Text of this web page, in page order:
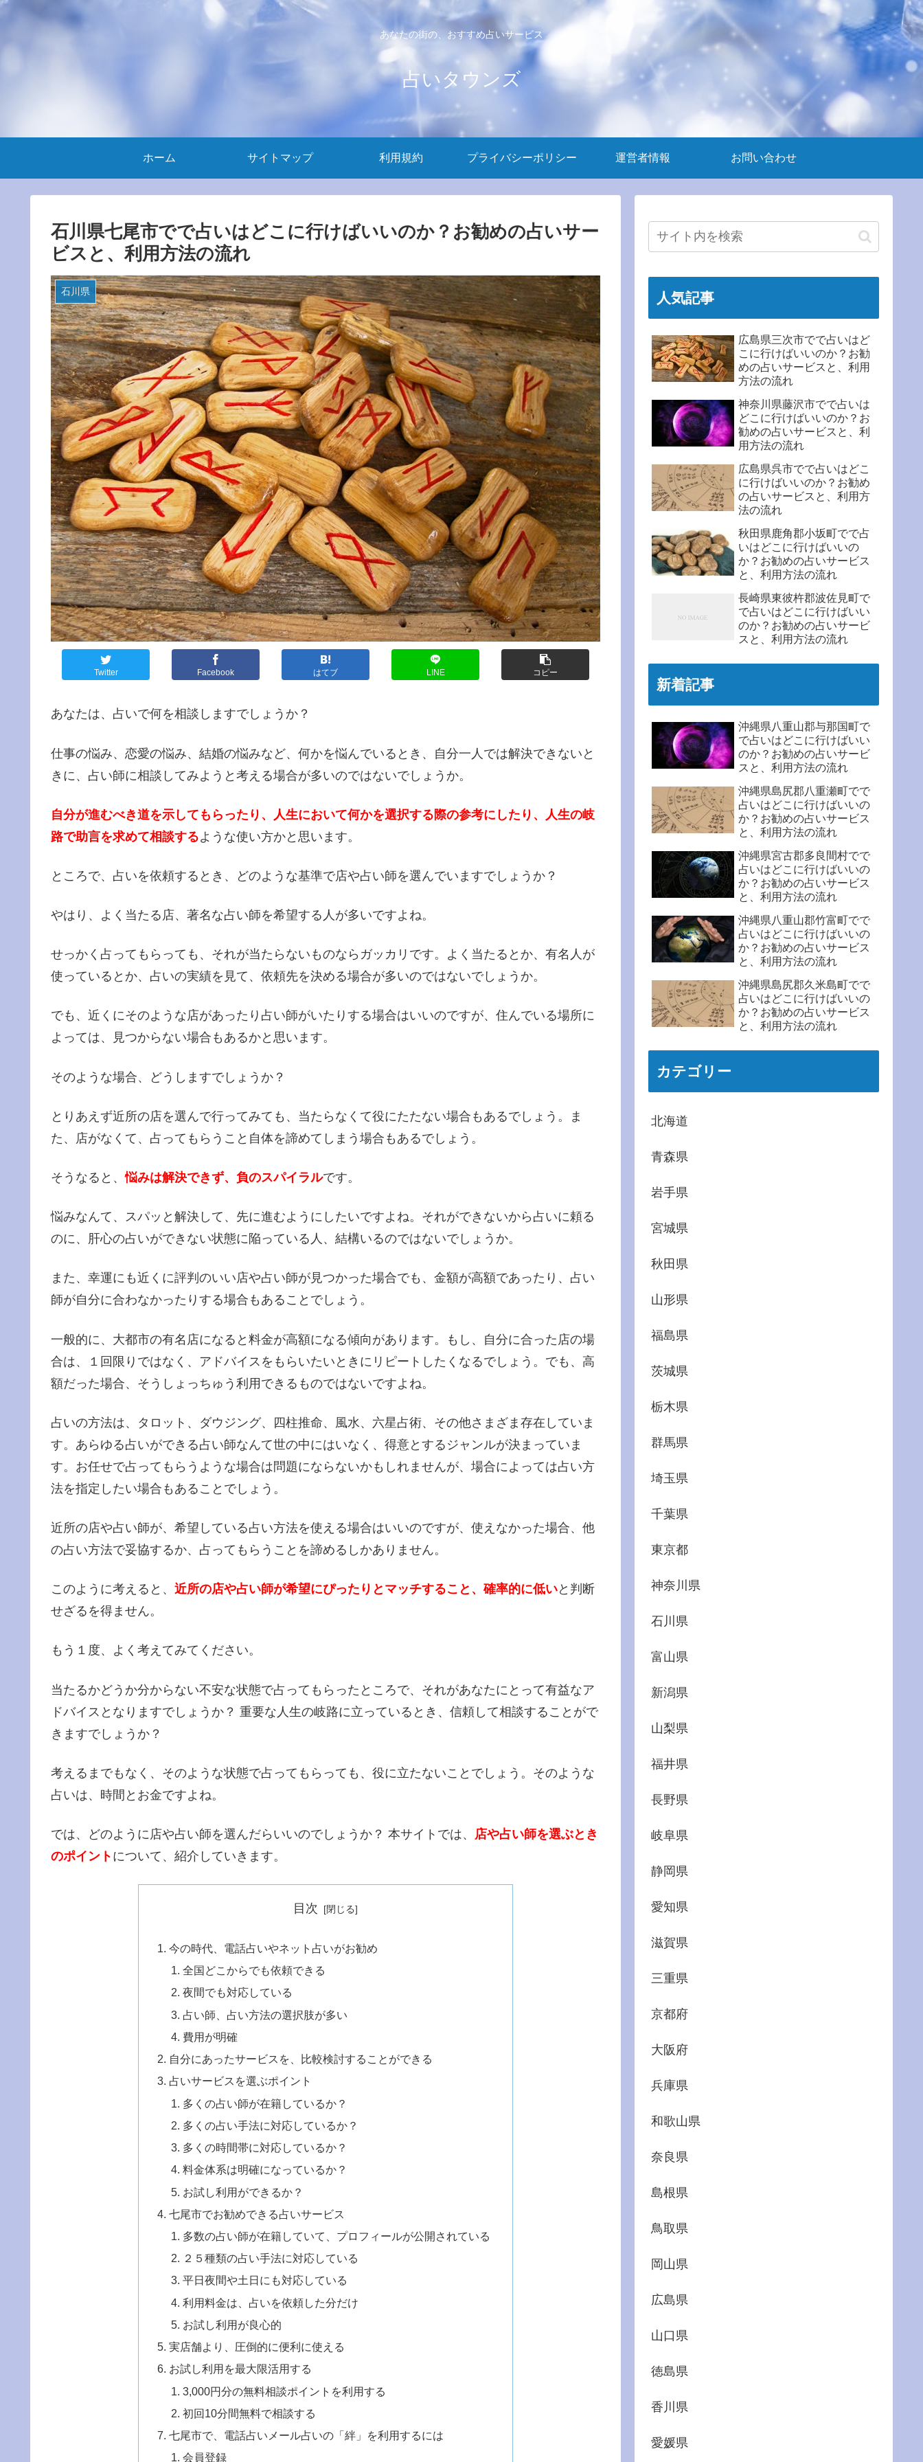
あなたの街の、おすすめ占いサービス
占いタウンズ
ホーム サイトマップ 利用規約 プライバシーポリシー 運営者情報 お問い合わせ
石川県七尾市でで占いはどこに行けばいいのか？お勧めの占いサー
ビスと、利用方法の流れ
石川県
Twitter Facebook はてブ LINE コピー
あなたは、占いで何を相談しますでしょうか？
仕事の悩み、恋愛の悩み、結婚の悩みなど、何かを悩んでいるとき、自分一人では解決できないと
きに、占い師に相談してみようと考える場合が多いのではないでしょうか。
自分が進むべき道を示してもらったり、人生において何かを選択する際の参考にしたり、人生の岐
路で助言を求めて相談するような使い方かと思います。
ところで、占いを依頼するとき、どのような基準で店や占い師を選んでいますでしょうか？
やはり、よく当たる店、著名な占い師を希望する人が多いですよね。
せっかく占ってもらっても、それが当たらないものならガッカリです。よく当たるとか、有名人が
使っているとか、占いの実績を見て、依頼先を決める場合が多いのではないでしょうか。
でも、近くにそのような店があったり占い師がいたりする場合はいいのですが、住んでいる場所に
よっては、見つからない場合もあるかと思います。
そのような場合、どうしますでしょうか？
とりあえず近所の店を選んで行ってみても、当たらなくて役にたたない場合もあるでしょう。ま
た、店がなくて、占ってもらうこと自体を諦めてしまう場合もあるでしょう。
そうなると、悩みは解決できず、負のスパイラルです。
悩みなんて、スパッと解決して、先に進むようにしたいですよね。それができないから占いに頼る
のに、肝心の占いができない状態に陥っている人、結構いるのではないでしょうか。
また、幸運にも近くに評判のいい店や占い師が見つかった場合でも、金額が高額であったり、占い
師が自分に合わなかったりする場合もあることでしょう。
一般的に、大都市の有名店になると料金が高額になる傾向があります。もし、自分に合った店の場
合は、１回限りではなく、アドバイスをもらいたいときにリピートしたくなるでしょう。でも、高
額だった場合、そうしょっちゅう利用できるものではないですよね。
占いの方法は、タロット、ダウジング、四柱推命、風水、六星占術、その他さまざま存在していま
す。あらゆる占いができる占い師なんて世の中にはいなく、得意とするジャンルが決まっていま
す。お任せで占ってもらうような場合は問題にならないかもしれませんが、場合によっては占い方
法を指定したい場合もあることでしょう。
近所の店や占い師が、希望している占い方法を使える場合はいいのですが、使えなかった場合、他
の占い方法で妥協するか、占ってもらうことを諦めるしかありません。
このように考えると、 近所の店や占い師が希望にぴったりとマッチすること、確率的に低いと判断
せざるを得ません。
もう１度、よく考えてみてください。
当たるかどうか分からない不安な状態で占ってもらったところで、それがあなたにとって有益なア
ドバイスとなりますでしょうか？ 重要な人生の岐路に立っているとき、信頼して相談することがで
きますでしょうか？
考えるまでもなく、そのような状態で占ってもらっても、役に立たないことでしょう。そのような
占いは、時間とお金ですよね。
では、どのように店や占い師を選んだらいいのでしょうか？ 本サイトでは、 店や占い師を選ぶとき
のポイント について、紹介していきます。
目次
今の時代、電話占いやネット占いがお勧め
全国どこからでも依頼できる
夜間でも対応している
占い師、占い方法の選択肢が多い
費用が明確
自分にあったサービスを、比較検討することができる
占いサービスを選ぶポイント
多くの占い師が在籍しているか？
多くの占い手法に対応しているか？
多くの時間帯に対応しているか？
料金体系は明確になっているか？
お試し利用ができるか？
七尾市でお勧めできる占いサービス
多数の占い師が在籍していて、プロフィールが公開されている
２５種類の占い手法に対応している
平日夜間や土日にも対応している
利用料金は、占いを依頼した分だけ
お試し利用が良心的
実店舗より、圧倒的に便利に使える
お試し利用を最大限活用する
3,000円分の無料相談ポイントを利用する
初回10分間無料で相談する
七尾市で、電話占いメール占いの「絆」を利用するには
会員登録
人気記事
広島県三次市でで占いはど
こに行けばいいのか？お勧
めの占いサービスと、利用
方法の流れ
神奈川県藤沢市でで占いは
どこに行けばいいのか？お
勧めの占いサービスと、利
用方法の流れ
広島県呉市でで占いはどこ
に行けばいいのか？お勧め
の占いサービスと、利用方
法の流れ
秋田県鹿角郡小坂町でで占
いはどこに行けばいいの
か？お勧めの占いサービス
と、利用方法の流れ
長崎県東彼杵郡波佐見町で
で占いはどこに行けばいい
のか？お勧めの占いサービ
スと、利用方法の流れ
新着記事
沖縄県八重山郡与那国町で
で占いはどこに行けばいい
のか？お勧めの占いサービ
スと、利用方法の流れ
沖縄県島尻郡八重瀬町でで
占いはどこに行けばいいの
か？お勧めの占いサービス
と、利用方法の流れ
沖縄県宮古郡多良間村でで
占いはどこに行けばいいの
か？お勧めの占いサービス
と、利用方法の流れ
沖縄県八重山郡竹富町でで
占いはどこに行けばいいの
か？お勧めの占いサービス
と、利用方法の流れ
沖縄県島尻郡久米島町でで
占いはどこに行けばいいの
か？お勧めの占いサービス
と、利用方法の流れ
カテゴリー
北海道
青森県
岩手県
宮城県
秋田県
山形県
福島県
茨城県
栃木県
群馬県
埼玉県
千葉県
東京都
神奈川県
石川県
富山県
新潟県
山梨県
福井県
長野県
岐阜県
静岡県
愛知県
滋賀県
三重県
京都府
大阪府
兵庫県
和歌山県
奈良県
島根県
鳥取県
岡山県
広島県
山口県
徳島県
香川県
愛媛県